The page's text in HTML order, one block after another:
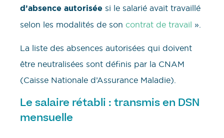
d’absence autorisée si le salarié avait travaillé
selon les modalités de son contrat de travail ».
La liste des absences autorisées qui doivent
être neutralisées sont définis par la CNAM
(Caisse Nationale d’Assurance Maladie).
Le salaire rétabli : transmis en DSN
mensuelle